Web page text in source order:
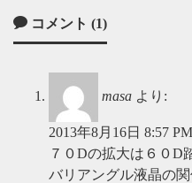
コメント (1)
masa より:
2013年8月16日 8:57 PM
７０Dの拡大は６０D
バリアングル液晶の